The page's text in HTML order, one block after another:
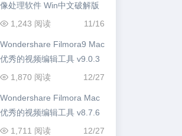
像处理软件 Win中文破解版
11/16
1,243 阅读
Wondershare Filmora9 Mac
优秀的视频编辑工具 v9.0.3
12/27
1,870 阅读
Wondershare Filmora Mac
优秀的视频编辑工具 v8.7.6
12/27
1,711 阅读